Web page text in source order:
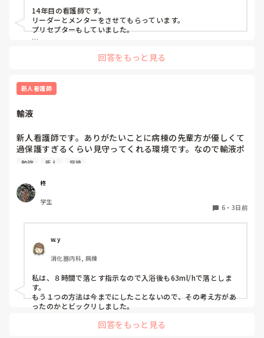
入職してすぐのオリエンテーションや研修でプリセプター制
度について説明は受けていましたが、他病棟の同期はすでに
がプリセプターなのか知りませんでした。知ったきっかけ
接伝えてもらえなかったこともあり、その頃からずっと距離
を感じています。
また、人見知りな性格もあって、研修で学んだ看護技術を練
思ってしまい、なかなか声をかけることができません。その
点については、自分自身でも改善しなければいけないと思っ
ています。
一方で、プリセプターは放任主義なのか、研修内容や看護技
術の練習状況について聞かれることはほとんどありません。
「今のうちに練習した方がいいよ」と言われることはありま
私のイメージでは、プリセプターは一緒に技術練習をしてく
れたり、定期的に悩みや困っていることを聞いてくれたりす
る存在だと思っていました。しかし、実際にはそのような関
わりはなく、面談などもありません。そのため、ずっと距離
を感じています。
一方で、他の先輩方は普段の会話の中で「何か困っているこ
とはない？」と気にかけてくださることが多く、そのような
関わりを感じています。しかし、プリセプターに対してはそ
14年目の看護師です。
リーダーとメンターをさせてもらっています。
プリセプターもしていました。
のことを聞いたりしています。
プリセプターの役割は、パンダコパンダさんのイメージどおり
です。ただ、勤務的にプリセプターと同じ日をしょっちゅう作
すが、みんなで１年生を教えるみたいなかんじです。
ターを窓口にしている感じです。
プリセプターが自分の役割を分かっていないのか、自分がプリ
セプターになっていること自体分かっていないのかもしれませ
先輩に話しかけずらいのは良く分かりますが、自分がプリセプ
ティーになっていること挨拶にいきましたか？
今は８月なので、パンダコパンダさんの状況が良くなっている
す。私なら、変えたいってことは言わずに周りにいる先輩に聞
いたり技術練習の相手をお願いします。
話しかけやすい先輩はいますか？
今は大事な時なので、色んな事に悩むのはよく分かります。
変えて欲しいって言ったあとの環境が悪いほうに変わってしま
わないか心配なので、その日にフォローについてくれた先輩に
話しかけたら良いのかなって思います。
プリセプターが付くのが1番いいですが、あまり関わり方を知
らなそうなので。私なら、プリセプターに話を聞きたいところ
回答をもっと見る
新人看護師
輸液
新人看護師です。ありがたいことに病棟の先輩方が優しくて
過保護すぎるくらい見守ってくれる環境です。なので輸液ポ
ンプも最近になってするようになりました。500mlを8時間
ーするためにロックをしてシャワー後に再開する場合の輸液
ポンプの設定の仕方が病棟に2通りあります。当初の予定通
り、500mlの63ml/hで設定する方と、残量をシャワー後から
たりの量を設定してる方の2通りあります。先輩に聞きたい
のですがどちらかのやり方が間違ってる場合、先輩の間違い
を指摘する形になるのが怖くてまだ聞けてないです。みなさ
んはどちらでしているのか教えていただきたいです。
勉強 新人 病棟
柊
学生
6 ・ 3日前
w.y
消化器内科, 病棟
私は、８時間で落とす指示なので入浴後も63ml/hで落としま
す。
もう１つの方法は今までにしたことないので、その考え方があ
ったのかとビックリしました。
回答をもっと見る